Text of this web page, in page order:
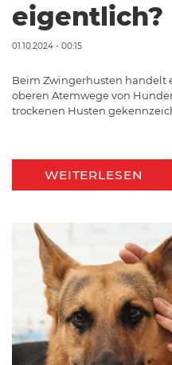
eigentlich?
01.10.2024 - 00:15
Beim Zwingerhusten handelt
oberen Atemwege von
trockenen Husten
WEITERLESEN